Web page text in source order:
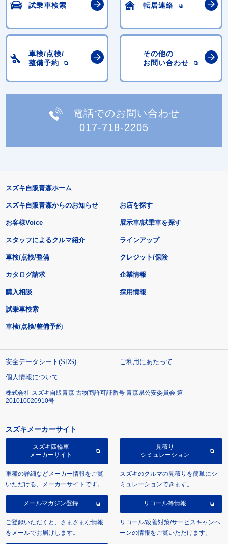
試乗車検索 転居連絡
車検/点検/
整備予約
その他の
お問い合わせ
電話でのお問い合わせ
017-718-2205
スズキ自販青森ホーム
スズキ自販青森からのお知らせ
お客様Voice
スタッフによるクルマ紹介
お店を探す
展示車/試乗車を探す
ラインアップ
車検/点検/整備 クレジット/保険
カタログ請求
購入相談
試乗車検索
車検/点検/整備予約
企業情報
採用情報
安全データシート(SDS)
ご利用にあたって
個人情報について
株式会社 スズキ自販青森 古物商許可証番号 青森県公安委員会 第
201010020910号
スズキメーカーサイト
スズキ四輪車
メーカーサイト
車種の詳細などメーカー情報をご覧
いただける、メーカーサイトです。
見積り
シミュレーション
スズキのクルマの見積りを簡単にシ
ミュレーションできます。
メールマガジン登録
ご登録いただくと、さまざまな情報
をメールでお届けします。
リコール等情報
リコール/改善対策/サービスキャンペ
ーンの情報をご覧いただけます。